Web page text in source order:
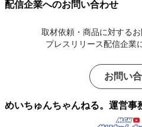
配信企業へのお問い合わせ
取材依頼・商品に対するお
プレスリリース配信企業
お問い
めいちゅんちゃんねる。運営事